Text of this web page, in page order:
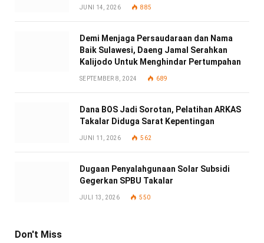
JUNI 14, 2026 885
Demi Menjaga Persaudaraan dan Nama
Baik Sulawesi, Daeng Jamal Serahkan
Kalijodo Untuk Menghindar Pertumpahan
SEPTEMBER 8, 2024 689
Dana BOS Jadi Sorotan, Pelatihan ARKAS
Takalar Diduga Sarat Kepentingan
JUNI 11, 2026 562
Dugaan Penyalahgunaan Solar Subsidi
Gegerkan SPBU Takalar
JULI 13, 2026 550
Don't Miss